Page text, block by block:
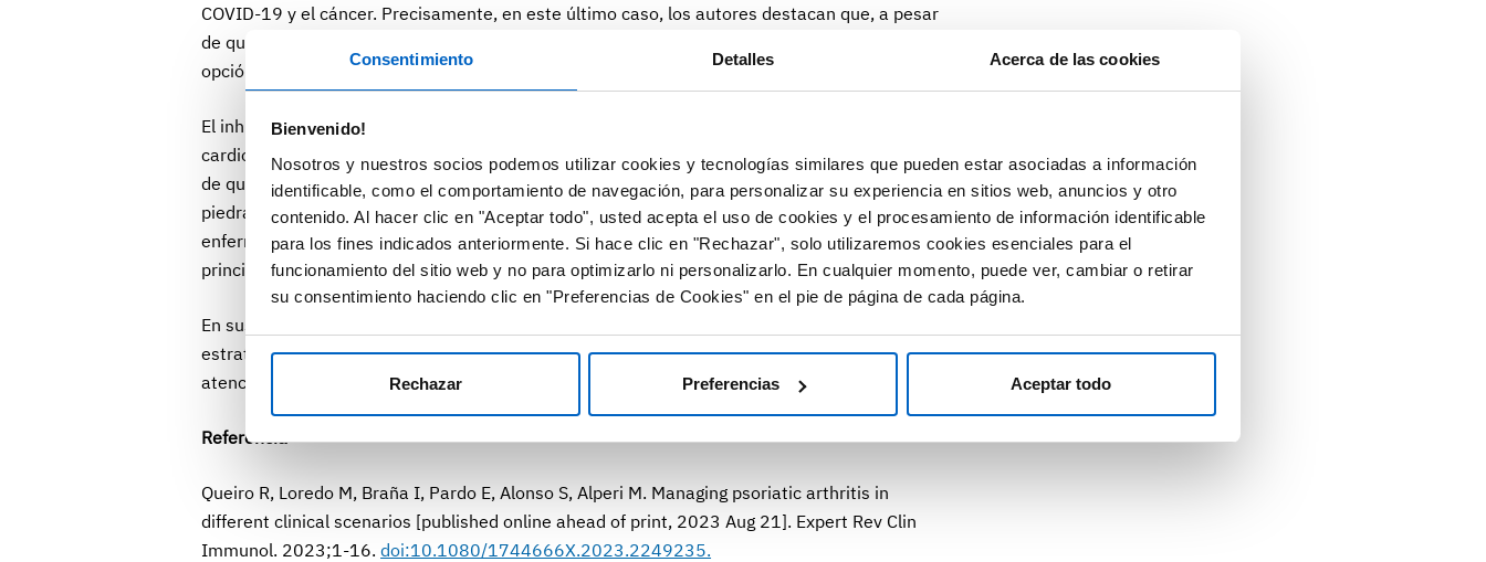
Consentimiento Detalles Acerca de las cookies
Bienvenido!
Nosotros y nuestros socios podemos utilizar cookies y tecnologías similares que pueden estar asociadas a información
identificable, como el comportamiento de navegación, para personalizar su experiencia en sitios web, anuncios y otro
contenido. Al hacer clic en "Aceptar todo", usted acepta el uso de cookies y el procesamiento de información identificable
para los fines indicados anteriormente. Si hace clic en "Rechazar", solo utilizaremos cookies esenciales para el
funcionamiento del sitio web y no para optimizarlo ni personalizarlo. En cualquier momento, puede ver, cambiar o retirar
su consentimiento haciendo clic en "Preferencias de Cookies" en el pie de página de cada página.
Rechazar Preferencias Aceptar todo
COVID-19 y el cáncer. Precisamente, en este último caso, los autores destacan que, a pesar
de que los datos en pacientes con APs y neoplasias son limitados, apremilast podría ser una
opción a tener en cuenta por su acción limitada sobre el sistema inmunitario.
El inhibidor de la PDE4 también se aconseja en pacientes con APs y comorbilidad
cardiometabólica o con riesgo de hepatotoxicidad. En general, el trabajo recoge que, a pesar
de que los inhibidores del factor de necrosis tumoral (TNF, por las siglas en inglés) son la
piedra angular del tratamiento biológico de la APs, los nuevos fármacos modificadores de la
enfermedad (FAME) biológicos y sintéticos dirigidos también pueden ser útiles para tratar los
principales dominios afectados por la enfermedad.
En sus conclusiones, los especialistas españoles destacan la importancia de adoptar una
estrategia de tratamiento individualizada y un manejo multidisciplinar para optimizar la
atención que reciben los pacientes con APs.
Referencia
Queiro R, Loredo M, Braña I, Pardo E, Alonso S, Alperi M. Managing psoriatic arthritis in
different clinical scenarios [published online ahead of print, 2023 Aug 21]. Expert Rev Clin
Immunol. 2023;1-16.doi:10.1080/1744666X.2023.2249235.